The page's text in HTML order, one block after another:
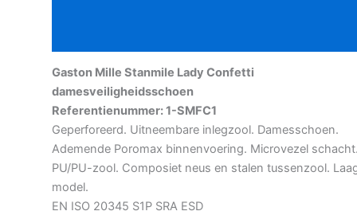
Gaston Mille Stanmile Lady Confetti
damesveiligheidsschoen
Referentienummer: 1-SMFC1
Geperforeerd. Uitneembare inlegzool. Damesschoen.
Ademende Poromax binnenvoering. Microvezel
PU/PU-zool. Composiet neus en stalen tussenzool.
model.
EN ISO 20345 S1P SRA ESD